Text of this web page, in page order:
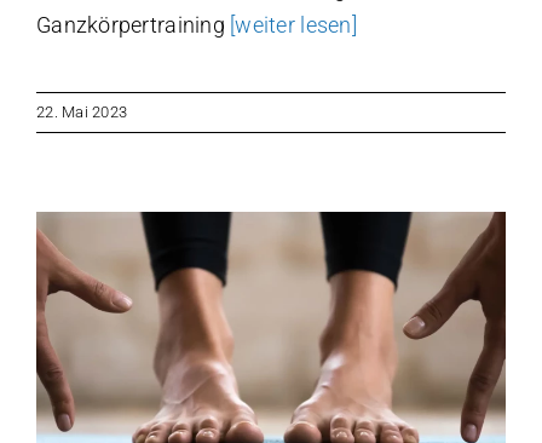
Ganzkörpertraining [weiter lesen]
22. Mai 2023